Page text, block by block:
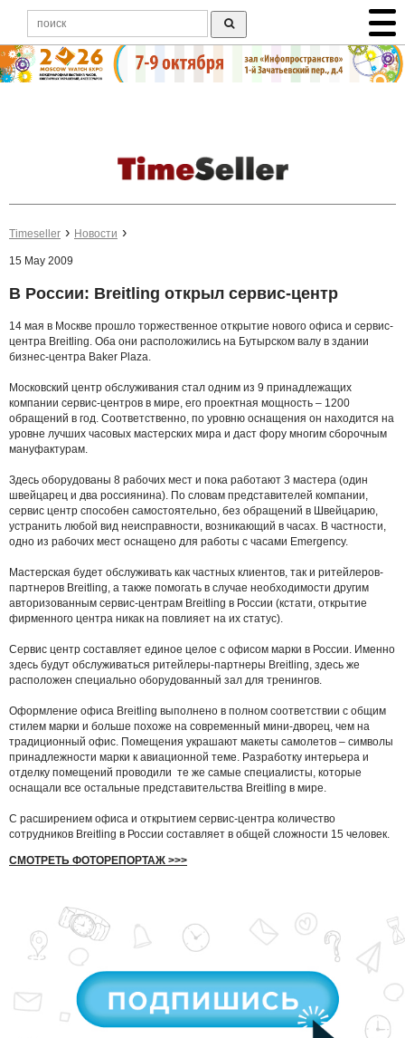
Timeseller Новости
15 May 2009
В России: Breitling открыл сервис-центр
14 мая в Москве прошло торжественное открытие нового офиса и сервис-
центра Breitling. Оба они расположились на Бутырском валу в здании
бизнес-центра Baker Plaza.
Московский центр обслуживания стал одним из 9 принадлежащих
компании сервис-центров в мире, его проектная мощность – 1200
обращений в год. Соответственно, по уровню оснащения он находится на
уровне лучших часовых мастерских мира и даст фору многим сборочным
мануфактурам.
Здесь оборудованы 8 рабочих мест и пока работают 3 мастера (один
швейцарец и два россиянина). По словам представителей компании,
сервис центр способен самостоятельно, без обращений в Швейцарию,
устранить любой вид неисправности, возникающий в часах. В частности,
одно из рабочих мест оснащено для работы с часами Emergency.
Мастерская будет обслуживать как частных клиентов, так и ритейлеров-
партнеров Breitling, а также помогать в случае необходимости другим
авторизованным сервис-центрам Breitling в России (кстати, открытие
фирменного центра никак на повлияет на их статус).
Сервис центр составляет единое целое с офисом марки в России. Именно
здесь будут обслуживаться ритейлеры-партнеры Breitling, здесь же
расположен специально оборудованный зал для тренингов.
Оформление офиса Breitling выполнено в полном соответствии с общим
стилем марки и больше похоже на современный мини-дворец, чем на
традиционный офис. Помещения украшают макеты самолетов – символы
принадлежности марки к авиационной теме. Разработку интерьера и
отделку помещений проводили те же самые специалисты, которые
оснащали все остальные представительства Breitling в мире.
С расширением офиса и открытием сервис-центра количество
сотрудников Breitling в России составляет в общей сложности 15 человек.
СМОТРЕТЬ ФОТОРЕПОРТАЖ >>>